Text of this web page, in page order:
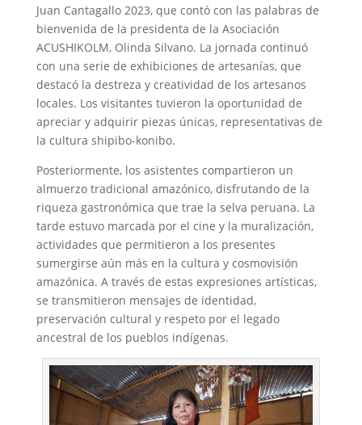
Juan Cantagallo 2023, que contó con las palabras de
bienvenida de la presidenta de la Asociación
ACUSHIKOLM, Olinda Silvano. La jornada continuó
con una serie de exhibiciones de artesanías, que
destacó la destreza y creatividad de los artesanos
locales. Los visitantes tuvieron la oportunidad de
apreciar y adquirir piezas únicas, representativas de
la cultura shipibo-konibo.
Posteriormente, los asistentes compartieron un
almuerzo tradicional amazónico, disfrutando de la
riqueza gastronómica que trae la selva peruana. La
tarde estuvo marcada por el cine y la muralización,
actividades que permitieron a los presentes
sumergirse aún más en la cultura y cosmovisión
amazónica. A través de estas expresiones artísticas,
se transmitieron mensajes de identidad,
preservación cultural y respeto por el legado
ancestral de los pueblos indígenas.